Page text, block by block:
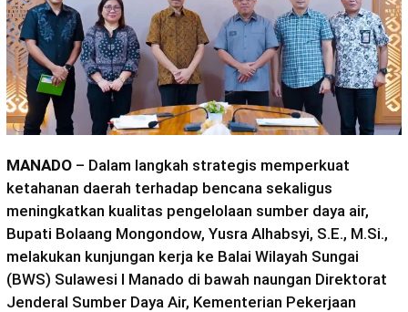
MANADO – Dalam langkah strategis memperkuat
ketahanan daerah terhadap bencana sekaligus
meningkatkan kualitas pengelolaan sumber daya air,
Bupati Bolaang Mongondow, Yusra Alhabsyi, S.E., M.Si.,
melakukan kunjungan kerja ke Balai Wilayah Sungai
(BWS) Sulawesi I Manado di bawah naungan Direktorat
Jenderal Sumber Daya Air, Kementerian Pekerjaan